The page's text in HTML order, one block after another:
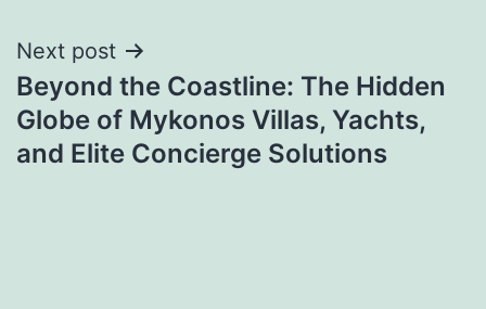
Next post
Beyond the Coastline: The Hidden
Globe of Mykonos Villas, Yachts,
and Elite Concierge Solutions